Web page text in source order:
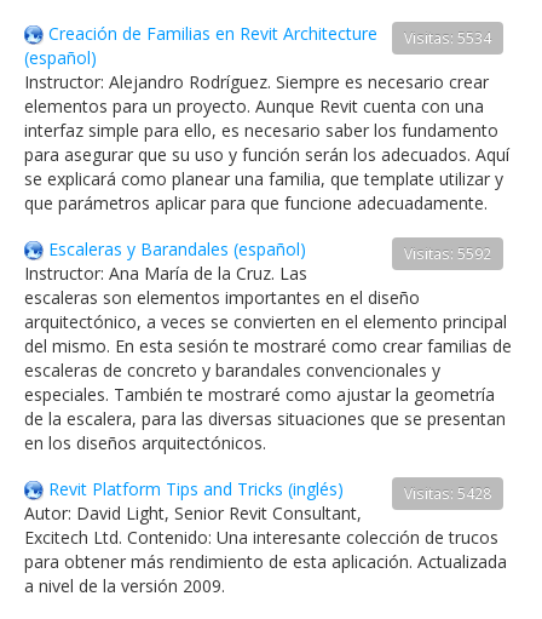
Visitas: 5534
Creación de Familias en Revit Architecture
(español)
Instructor: Alejandro Rodríguez. Siempre es necesario crear
elementos para un proyecto. Aunque Revit cuenta con una
interfaz simple para ello, es necesario saber los fundamento
para asegurar que su uso y función serán los adecuados. Aquí
se explicará como planear una familia, que template utilizar y
que parámetros aplicar para que funcione adecuadamente.
Visitas: 5592
Escaleras y Barandales (español)
Instructor: Ana María de la Cruz. Las
escaleras son elementos importantes en el diseño
arquitectónico, a veces se convierten en el elemento principal
del mismo. En esta sesión te mostraré como crear familias de
escaleras de concreto y barandales convencionales y
especiales. También te mostraré como ajustar la geometría
de la escalera, para las diversas situaciones que se presentan
en los diseños arquitectónicos.
Visitas: 5428
Revit Platform Tips and Tricks (inglés)
Autor: David Light, Senior Revit Consultant,
Excitech Ltd. Contenido: Una interesante colección de trucos
para obtener más rendimiento de esta aplicación. Actualizada
a nivel de la versión 2009.